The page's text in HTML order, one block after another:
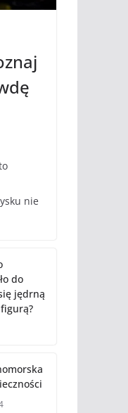
nie
do
jędrną